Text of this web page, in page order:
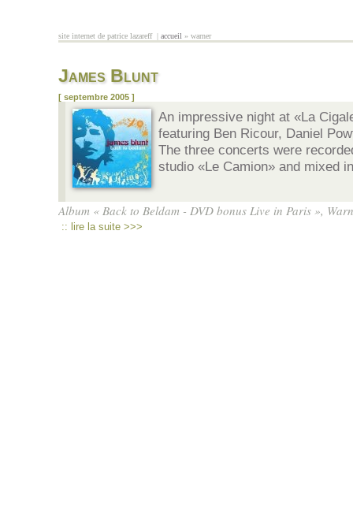
site internet de patrice lazareff |
vous êtes ici
accueil » warner
James Blunt
[ septembre 2005 ]
An impressive night at «La
featuring Ben Ricour, Daniel
The three concerts were
studio «Le Camion» and mixed
Album « Back to Beldam - DVD bonus Live in Paris »,
:: lire la suite >>>